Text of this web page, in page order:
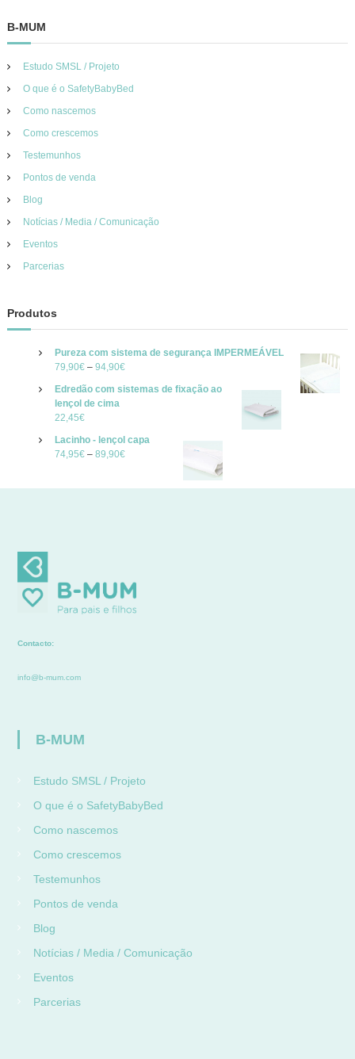
B-MUM
Estudo SMSL / Projeto
O que é o SafetyBabyBed
Como nascemos
Como crescemos
Testemunhos
Pontos de venda
Blog
Notícias / Media / Comunicação
Eventos
Parcerias
Produtos
Pureza com sistema de segurança IMPERMEÁVEL
79,90€ –94,90€
Edredão com sistemas de fixação ao
lençol de cima
22,45€
Lacinho - lençol capa
74,95€ –89,90€
Contacto:
info@b-mum.com
B-MUM
Estudo SMSL / Projeto
O que é o SafetyBabyBed
Como nascemos
Como crescemos
Testemunhos
Pontos de venda
Blog
Notícias / Media / Comunicação
Eventos
Parcerias